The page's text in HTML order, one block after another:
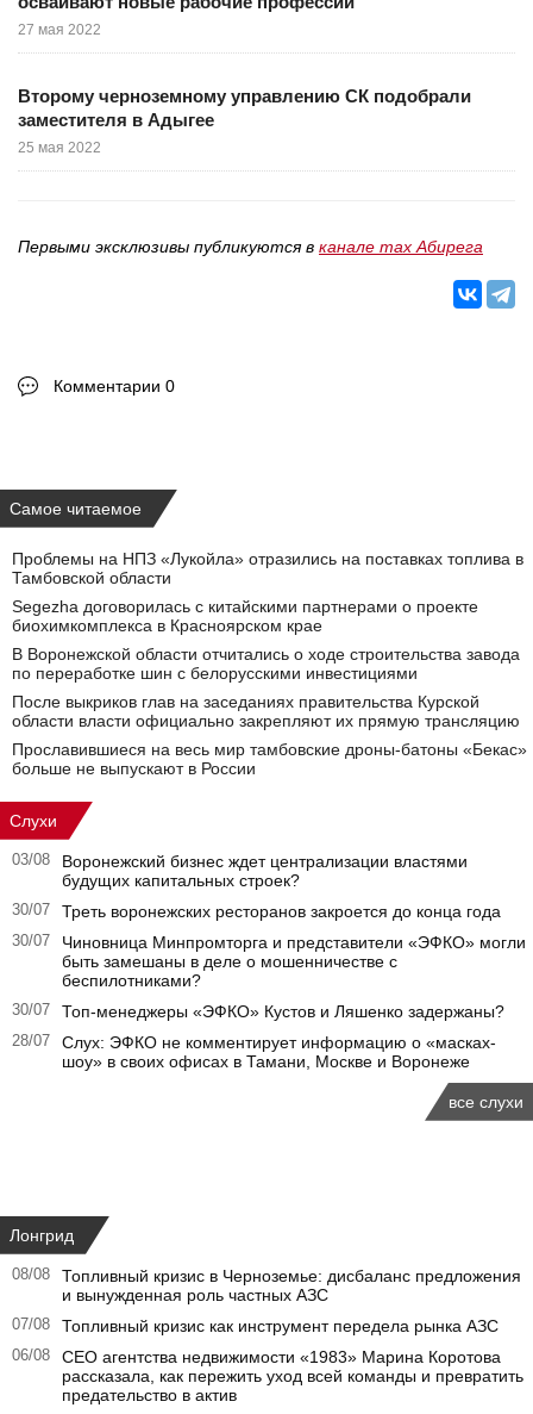
27 мая 2022
Второму черноземному управлению СК подобрали
заместителя в Адыгее
25 мая 2022
Первыми эксклюзивы публикуются в канале max Абирега
Комментарии 0
Самое читаемое
Проблемы на НПЗ «Лукойла» отразились на поставках топлива в
Тамбовской области
Segezha договорилась с китайскими партнерами о проекте
биохимкомплекса в Красноярском крае
В Воронежской области отчитались о ходе строительства завода
по переработке шин с белорусскими инвестициями
После выкриков глав на заседаниях правительства Курской
области власти официально закрепляют их прямую трансляцию
Прославившиеся на весь мир тамбовские дроны-батоны «Бекас»
больше не выпускают в России
Слухи
03/08
Воронежский бизнес ждет централизации властями
будущих капитальных строек?
30/07 Треть воронежских ресторанов закроется до конца года
30/07
Чиновница Минпромторга и представители «ЭФКО» могли
быть замешаны в деле о мошенничестве с
беспилотниками?
30/07 Топ-менеджеры «ЭФКО» Кустов и Ляшенко задержаны?
28/07
Слух: ЭФКО не комментирует информацию о «масках-
шоу» в своих офисах в Тамани, Москве и Воронеже
все слухи
Лонгрид
08/08
Топливный кризис в Черноземье: дисбаланс предложения
и вынужденная роль частных АЗС
07/08 Топливный кризис как инструмент передела рынка АЗС
06/08
CEO агентства недвижимости «1983» Марина Коротова
рассказала, как пережить уход всей команды и превратить
предательство в актив